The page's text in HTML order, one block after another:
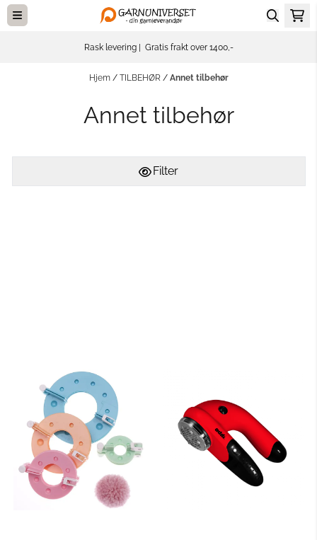
Hopp til innhold
Rask levering | Gratis frakt over 1400,-
Hjem / TILBEHØR / Annet tilbehør
Annet tilbehør
Filter